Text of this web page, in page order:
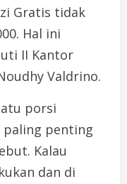
Gratis tidak
Hal ini
II Kantor
Valdrino.
porsi
paling penting
Kalau
dan di